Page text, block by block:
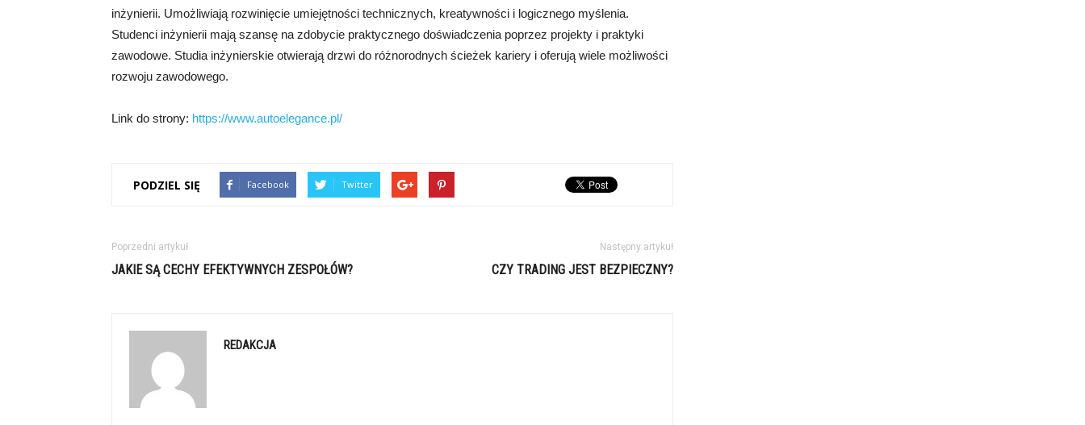
inżynierii. Umożliwiają rozwinięcie umiejętności technicznych, kreatywności i logicznego myślenia.
Studenci inżynierii mają szansę na zdobycie praktycznego doświadczenia poprzez projekty i praktyki
zawodowe. Studia inżynierskie otwierają drzwi do różnorodnych ścieżek kariery i oferują wiele możliwości
rozwoju zawodowego.
Link do strony: https://www.autoelegance.pl/
PODZIEL SIĘ Facebook Twitter
Poprzedni artykuł
JAKIE SĄ CECHY EFEKTYWNYCH ZESPOŁÓW?
Następny artykuł
CZY TRADING JEST BEZPIECZNY?
REDAKCJA